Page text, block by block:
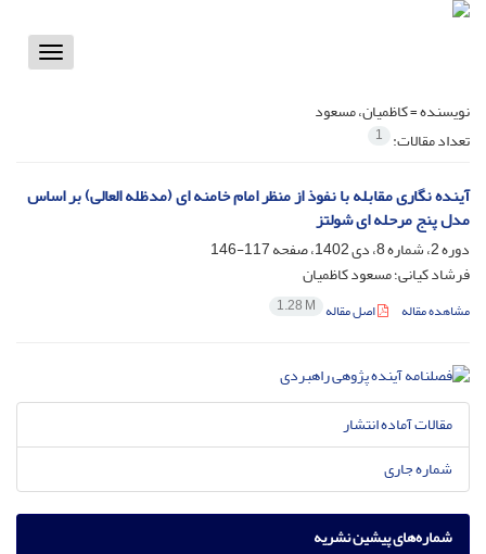
Toggle
نویسنده =کاظمیان، مسعود
تعداد مقالات: 1
آینده نگاری مقابله با نفوذ از منظر امام خامنه ای (مدظله العالی) بر اساس
مدل پنج مرحله ای شولتز
دوره 2، شماره 8، دی 1402، صفحه
117-146
فرشاد کیانی؛ مسعود کاظمیان
مشاهده مقاله اصل مقاله 1.28 M
مقالات آماده انتشار
شماره جاری
شماره‌های پیشین نشریه